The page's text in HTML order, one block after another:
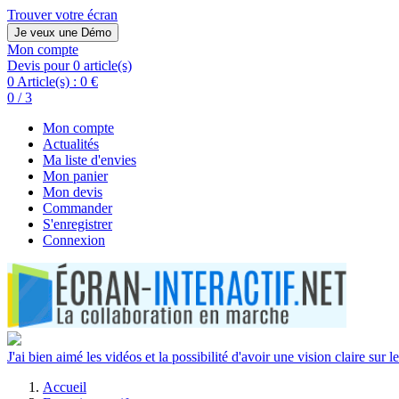
Trouver votre écran
Je veux une Démo
Mon compte
Devis pour 0 article(s)
0 Article(s) : 0 €
0 / 3
Mon compte
Actualités
Ma liste d'envies
Mon panier
Mon devis
Commander
S'enregistrer
Connexion
J'ai bien aimé les vidéos et la possibilité d'avoir une vision claire sur
Accueil